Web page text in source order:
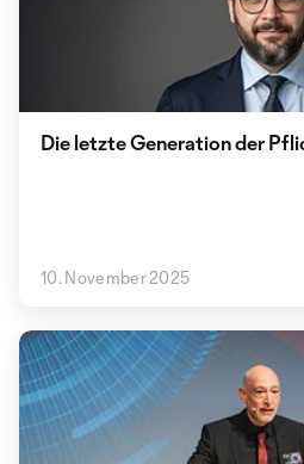
Die letzte Generation der
10. November 2025